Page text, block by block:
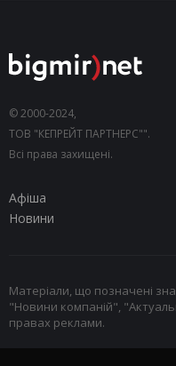
© 2000-2024,
ТОВ "КЕПРЕЙТ ПАРТНЕРС"".
Всі права захищені.
Афіша
Новини
Матеріали, що позначені
"Новини компаній",
правах реклами.